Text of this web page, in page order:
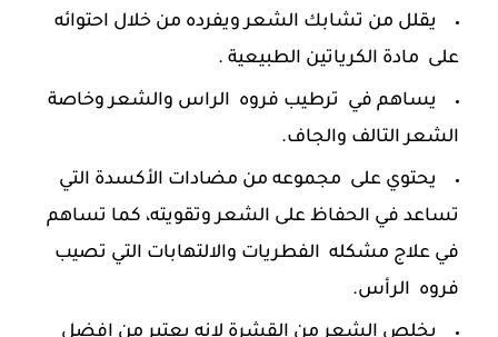
يقلل من تشابك الشعر ويفرده من خلال احتوائه
على مادة الكرياتين الطبيعية .
يساهم في ترطيب فروه الراس والشعر وخاصة
الشعر التالف والجاف.
يحتوي على مجموعه من مضادات الأكسدة التي
تساعد في الحفاظ على الشعر وتقويته، كما تساهم
في علاج مشكله الفطريات والالتهابات التي تصيب
فروه الرأس.
يخلص الشعر من القشرة لانه يعتبر من افضل